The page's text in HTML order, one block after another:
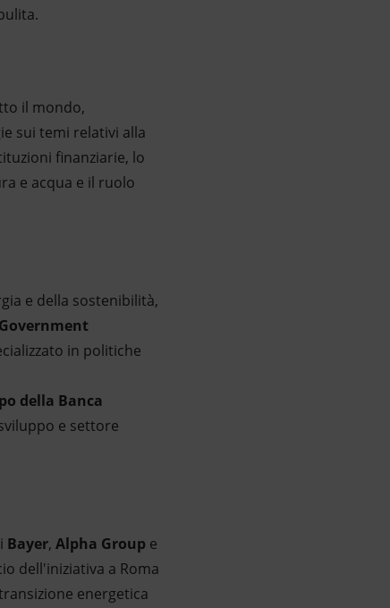
il mondo,
sui temi relativi alla
finanziarie, lo
e acqua e il ruolo
e della sostenibilità,
in politiche
della Banca
e settore
Bayer, Alpha Group e
dell'iniziativa a Roma
energetica